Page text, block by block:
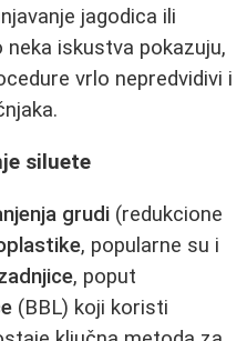
jagodica ili
iskustva pokazuju,
vrlo nepredvidivi i
siluete
grudi (redukcione
, popularne su i
, poput
(BBL) koji koristi